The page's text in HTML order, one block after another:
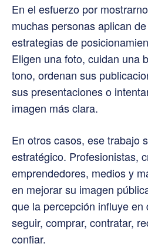
En el esfuerzo por
muchas personas aplican
estrategias de
Eligen una foto, cuidan una
tono, ordenan sus
sus presentaciones o
imagen más clara.
En otros casos, ese trabajo
estratégico. Profesionistas,
emprendedores, medios y
en mejorar su imagen
que la percepción influye
seguir, comprar, contratar,
confiar.